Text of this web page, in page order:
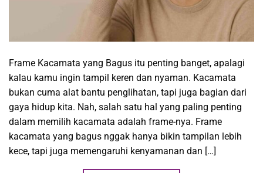
Frame Kacamata yang Bagus itu penting banget, apalagi
kalau kamu ingin tampil keren dan nyaman. Kacamata
bukan cuma alat bantu penglihatan, tapi juga bagian dari
gaya hidup kita. Nah, salah satu hal yang paling penting
dalam memilih kacamata adalah frame-nya. Frame
kacamata yang bagus nggak hanya bikin tampilan lebih
kece, tapi juga memengaruhi kenyamanan dan […]